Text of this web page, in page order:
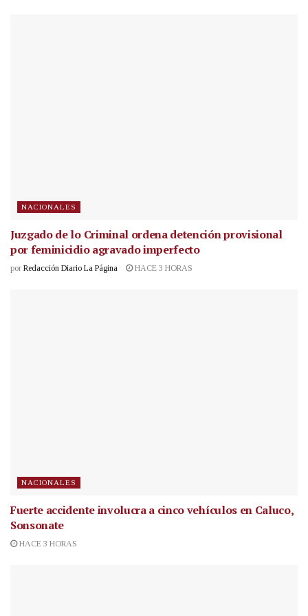
NACIONALES
Juzgado de lo Criminal ordena detención provisional
por feminicidio agravado imperfecto
por Redacción Diario La Página HACE 3 HORAS
NACIONALES
Fuerte accidente involucra a cinco vehículos en Caluco,
Sonsonate
HACE 3 HORAS